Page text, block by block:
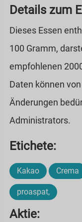
Details zum
Dieses Essen
100 Gramm,
empfohlenen
Daten können
Änderungen
Administrators.
Etichete:
Kakao Crema
proaspat,
Aktie: